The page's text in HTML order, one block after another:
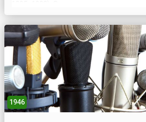
хора, солистов и танцоров на текст
бенедиктинских монастырей
1946